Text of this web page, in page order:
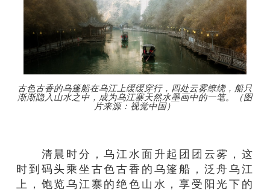
古色古香的乌篷船在乌江上缓缓穿行，四处云雾缭绕，船只
渐渐隐入山水之中，成为乌江寨天然水墨画中的一笔。（图
片来源：视觉中国）
清晨时分，乌江水面升起团团云雾，这
时到码头乘坐古色古香的乌篷船，泛舟乌江
上，饱览乌江寨的绝色山水，享受阳光下的